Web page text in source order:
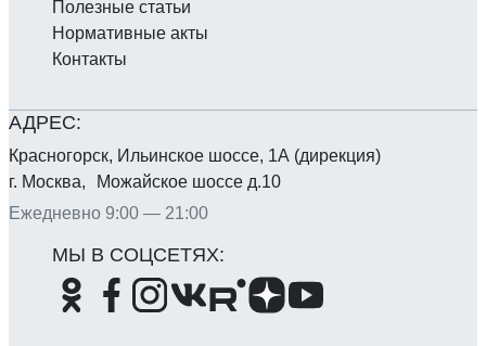
Красногорск, Ильинское шоссе, 1А (дирекция)
г. Москва, Можайское шоссе д.10
Ежедневно 9:00 — 21:00
Полезные статьи
Нормативные акты
Контакты